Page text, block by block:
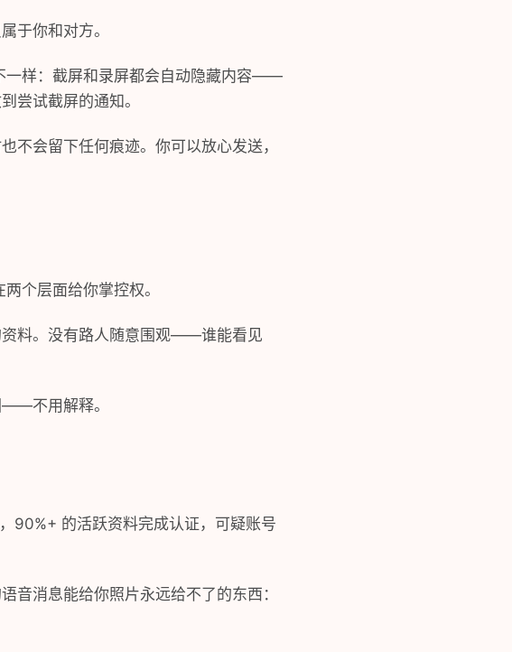
于你和对方。
一样：截屏和录屏都会自动隐藏内容——
尝试截屏的通知。
不会留下任何痕迹。你可以放心发送，
个层面给你掌控权。
料。没有路人随意围观——谁能看见
不用解释。
90%+ 的活跃资料完成认证，可疑账号
消息能给你照片永远给不了的东西：